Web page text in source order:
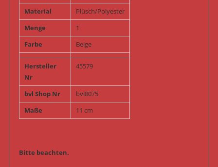
Material
Plüsch/Polyester
Menge
1
Farbe
Beige
Hersteller
Nr
45579
bvl Shop Nr
bvl8075
Maße
11 cm
Bitte beachten.